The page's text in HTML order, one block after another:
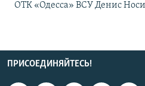
ОТК «Одесса» ВСУ Денис
ПРИСОЕДИНЯЙТЕСЬ!